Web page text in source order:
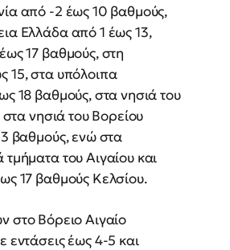
από -2 έως 10 βαθμούς,
Ελλάδα από 1 έως 13,
17 βαθμούς, στη
15, στα υπόλοιπα
18 βαθμούς, στα νησιά του
νησιά του Βορείου
βαθμούς, ενώ στα
του Αιγαίου και
17 βαθμούς Κελσίου.
στο Βόρειο Αιγαίο
εντάσεις έως 4-5 και